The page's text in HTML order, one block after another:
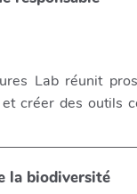
Lab réunit
créer des outils
la biodiversité